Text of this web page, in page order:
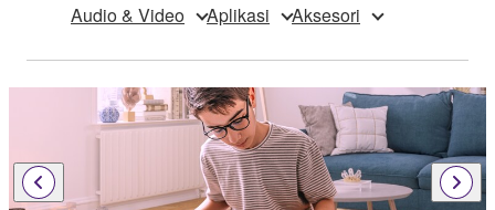
Audio & Video Aplikasi Aksesori